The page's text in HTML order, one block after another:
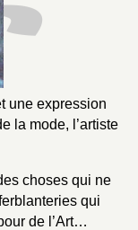
une expression
la mode, l’artiste
choses qui ne
qui
de l’Art…